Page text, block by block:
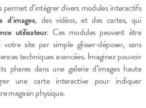
d’intégrer divers modules interactifs
d’images, des vidéos, et des cartes, qui
utilisateur. Ces modules peuvent être
site par simple glisser-déposer, sans
techniques avancées. Imaginez pouvoir
phares dans une galerie d’images haute
une carte interactive pour indiquer
magasin physique.